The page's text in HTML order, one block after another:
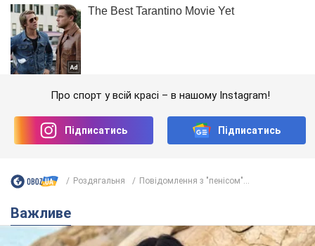
Про спорт у всій красі – в нашому Instagram!
Підписатись Підписатись
Роздягальня Повідомлення з "пенісом"...
Важливе